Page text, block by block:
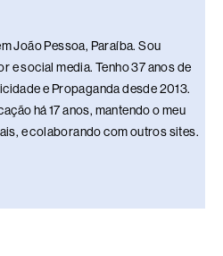
João Pessoa, Paraíba. Sou
e social media. Tenho 37 anos de
e Propaganda desde 2013.
há 17 anos, mantendo o meu
e colaborando com outros sites.